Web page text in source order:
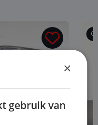
€
×
gebruik van